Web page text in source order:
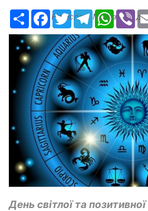
РесурсFacebook
TwitterTelegram
Надіслав: Margarita,
День світлої та